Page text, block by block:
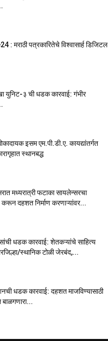
: मराठी पत्रकारितेचे विश्वासार्ह डिजिटल
युनिट-३ ची धडक कारवाई: गंभीर
इसम एम.पी.डी.ए. कायद्यांतर्गत
स्थानबद्ध
मध्यरात्री फटाका सायलेन्सरचा
दहशत निर्माण करणाऱ्यांवर...
धडक कारवाई: शेतकऱ्यांचे साहित्य
स्थानिक टोळी जेरबंद,...
धडक कारवाई: दहशत माजविण्यासाठी